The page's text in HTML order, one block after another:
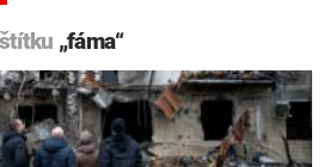
„fáma“